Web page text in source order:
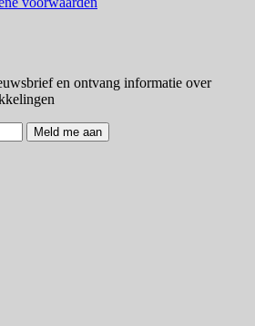
en ontvang informatie over
Meld me aan